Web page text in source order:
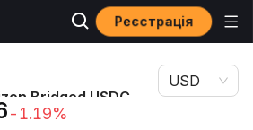
Реєстрація
Horizon Bridged USDC (Harmony)
Bridged USDC
-1.19%
USD